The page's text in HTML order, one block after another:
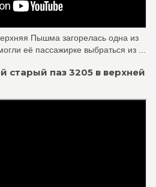
Пышма загорелась одна из
её пассажирке выбраться из ...
старый паз 3205 в верхней